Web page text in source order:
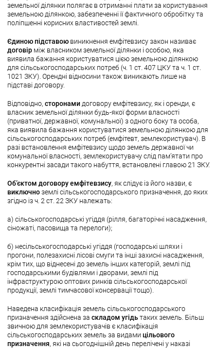
земельної ділянки полягає в отриманні плати за користування
земельною ділянкою, забезпеченні її фактичного обробітку та
поліпшенні корисних властивостей землі.
Єдиною підставою виникнення емфітевзису закон називає
договір між власником земельної ділянки і особою, яка
виявила бажання користуватися цією земельною ділянкою
для сільськогосподарських потреб (ч. 1 ст. 407 ЦКУ та ч. 1 ст.
1021 ЗКУ). Орендні відносини також виникають лише на
підставі договору.
Відповідно, сторонами договору емфітевзису, як і оренди, є
власник земельної ділянки будь-якої форми власності
(приватної, державної, комунальної) з одного боку та особа,
яка виявила бажання користуватися земельною ділянкою для
сільськогосподарських потреб (емфітевт, землекористувач). В
разі встановлення емфітевзису щодо земель державної чи
комунальної власності, землекористувачу слід пам’ятати про
конкурентні засади такого набуття, встановлені главою 21 ЗКУ.
Об’єктом договору емфітевзису, як слідує із його назви, є
виключноземлі сільськогосподарського призначення, до яких
згідно із ч. 2 ст. 22 ЗКУ належать:
а) сільськогосподарські угіддя (рілля, багаторічні насадження,
сіножаті, пасовища та перелоги);
б) несільськогосподарські угіддя (господарські шляхи і
прогони, полезахисні лісові смуги та інші захисні насадження,
крім тих, що віднесені до земель інших категорій, землі під
господарськими будівлями і дворами, землі під
інфраструктурою оптових ринків сільськогосподарської
продукції, землі тимчасової консервації тощо).
Наведена класифікація земель сільськогосподарського
призначення здійснена за складом угідьтаких земель. Більш
звичною для землекористувачів є класифікація
сільськогосподарських земель за видами цільового
призначення, які на сьогоднішній день перелічені у наказі